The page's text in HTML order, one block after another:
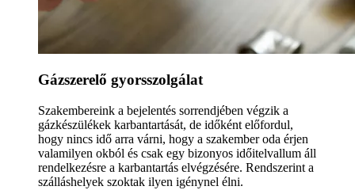
Gázszerelő gyorsszolgálat
Szakembereink a bejelentés sorrendjében végzik a
gázkészülékek karbantartását, de időként előfordul,
hogy nincs idő arra várni, hogy a szakember oda érjen
valamilyen okból és csak egy bizonyos időitelvallum áll
rendelkezésre a karbantartás elvégzésére. Rendszerint a
szálláshelyek szoktak ilyen igénynel élni.